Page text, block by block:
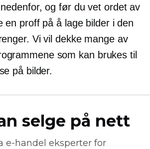
og før du vet ordet av
proff på å lage bilder i den
Vi vil dekke mange av
som kan brukes til
på bilder.
selge på nett
e-handel eksperter for